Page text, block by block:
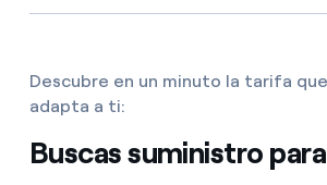
Descubre en un minuto la tarifa
adapta a ti:
Buscas suministro